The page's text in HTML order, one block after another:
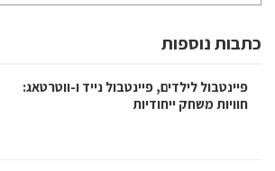
כתבות נוספות
פיינטבול לילדים, פיינטבול נייד ו-ווטרטאג:
חוויות משחק ייחודיות